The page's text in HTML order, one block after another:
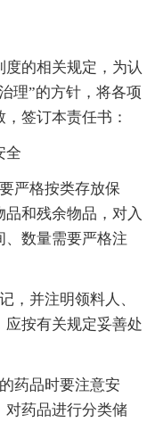
的相关规定，为认
理”的方针，将各项
签订本责任书：
全
严格按类存放保
和残余物品，对入
、数量需要严格注
，并注明领料人、
应按有关规定妥善处
药品时要注意安
对药品进行分类储